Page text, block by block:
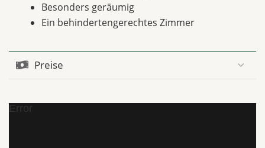
Besonders geräumig
Ein behindertengerechtes Zimmer
Preise
Error